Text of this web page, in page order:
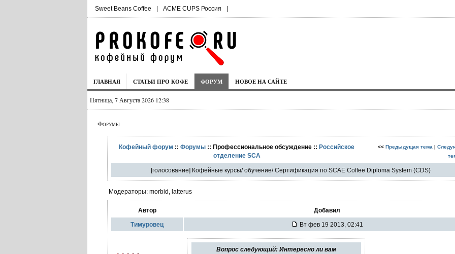
Sweet Beans Coffee | ACME CUPS Россия |
ГЛАВНАЯ СТАТЬИ ПРО КОФЕ ФОРУМ НОВОЕ НА САЙТЕ
Пятница, 7 Августа 2026 12:38
Форумы
Кофейный форум :: Форумы :: Профессиональное обсуждение :: Российское
отделение SCA
<< Предыдущая тема |
[голосование] Кофейные курсы/ обучение/ Сертификация по SCAE Coffee Diploma System (CDS)
Модераторы: morbid, latterus
Автор Добавил
Тимуровец Вт фев 19 2013, 02:41
Вопрос следующий: Интересно ли вам